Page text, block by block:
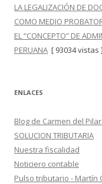
LA LEGALIZACIÓN DE
COMO MEDIO
EL “CONCEPTO” DE
PERUANA [ 93034 vistas ]
ENLACES
Blog de Carmen del
SOLUCION TRIBUTARIA
Nuestra fiscalidad
Noticiero contable
Pulso tributario - Martín